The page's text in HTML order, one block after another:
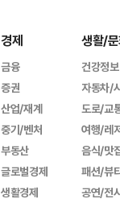
경제
금융
증권
산업/재계
중기/벤처
부동산
글로벌경제
생활경제
생활/
건강정보
자동차/
도로/교
여행/레
음식/맛
패션/뷰
공연/전